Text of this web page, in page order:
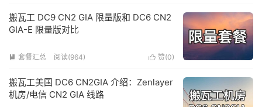
搬瓦工 DC9 CN2 GIA 限量版和 DC6 CN2
GIA-E 限量版对比
 套餐汇总 阅读(964)  赞(0)
搬瓦工美国 DC6 CN2GIA 介绍：Zenlayer
机房/电信 CN2 GIA 线路